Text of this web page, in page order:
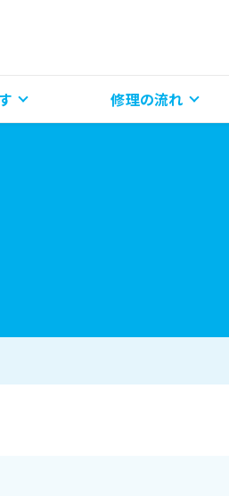
修理の流れ